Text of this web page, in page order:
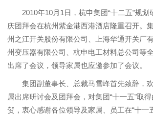
2010年10月 1 日，杭申集团“十二五”规
庆团拜会在杭州紫金港西港酒店隆重召开。
州之江开关股份有限公司、上海华通开关厂
州变压器有限公司、杭申电工材料总公司等
出席了会议，领导家属也应邀参加了会议。
集团副董事长、总裁马雪峰首先致辞，
属出席研讨会及团拜会，对集团“十一五”取
贺，衷心感谢各位领导及家属、员工在“十一